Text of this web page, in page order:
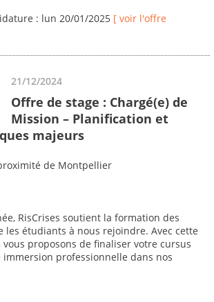
: lun 20/01/2025 [ voir l'offre
21/12/2024
Offre de stage : Chargé(e) de
Mission – Planification et
majeurs
de Montpellier
RisCrises soutient la formation des
les étudiants à nous rejoindre. Avec cette
proposons de finaliser votre cursus
professionnelle dans nos